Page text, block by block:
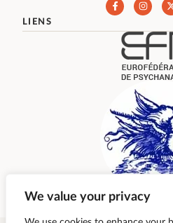
We value your privacy
LIENS